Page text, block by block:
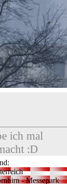
ich mal
:D
- Messepark